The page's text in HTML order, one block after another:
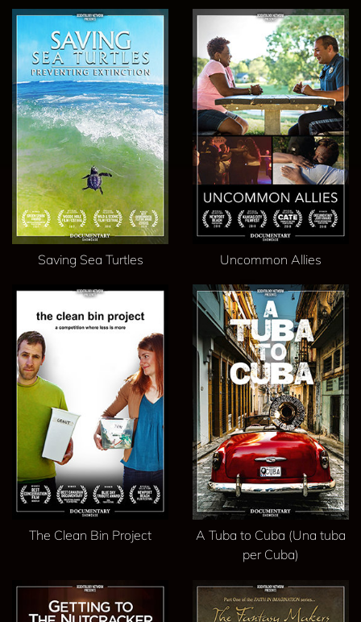
Saving Sea Turtles Uncommon Allies
The Clean Bin Project
A Tuba to Cuba (Una tuba
per Cuba)